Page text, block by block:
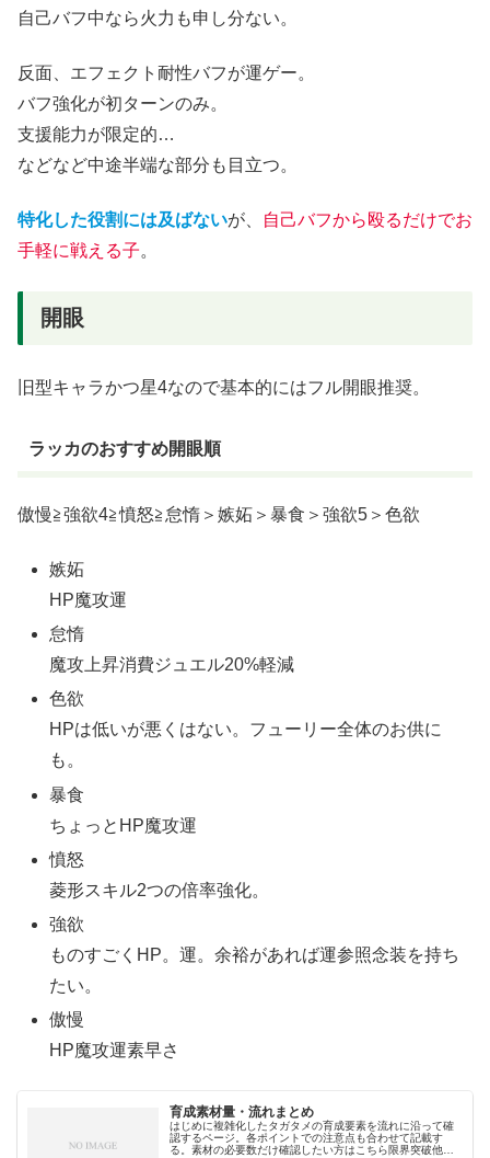
自己バフ中なら火力も申し分ない。
反面、エフェクト耐性バフが運ゲー。
バフ強化が初ターンのみ。
支援能力が限定的…
などなど中途半端な部分も目立つ。
特化した役割には及ばないが、
自己バフから殴るだけでお
手軽に戦える子。
開眼
旧型キャラかつ星4なので基本的にはフル開眼推奨。
ラッカのおすすめ開眼順
傲慢≧強欲4≧憤怒≧怠惰＞嫉妬＞暴食＞強欲5＞色欲
嫉妬
HP魔攻運
怠惰
魔攻上昇消費ジュエル20%軽減
色欲
HPは低いが悪くはない。フューリー全体のお供に
も。
暴食
ちょっとHP魔攻運
憤怒
菱形スキル2つの倍率強化。
強欲
ものすごくHP。運。余裕があれば運参照念装を持ち
たい。
傲慢
HP魔攻運素早さ
育成素材量・流れまとめ
はじめに複雑化したタガタメの育成要素を流れに沿って確
認するページ。各ポイントでの注意点も合わせて記載す
る。素材の必要数だけ確認したい方はこちら限界突破他の